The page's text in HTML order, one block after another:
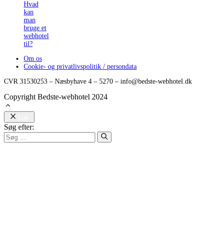
Hvad
kan
man
bruge et
webhotel
til?
Om os
Cookie- og privatlivspolitik / persondata
CVR 31530253 – Næsbyhave 4 – 5270 – info@bedste-webhotel.dk
Copyright Bedste-webhotel 2024
Søg efter: